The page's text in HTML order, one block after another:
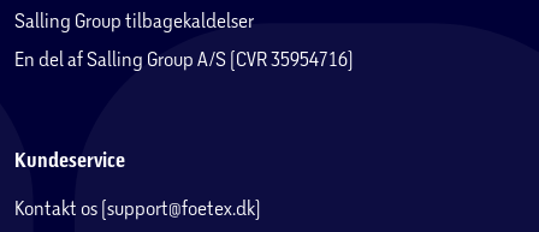
Salling Group tilbagekaldelser
En del af Salling Group A/S (CVR 35954716)
Kundeservice
Kontakt os (support@foetex.dk)